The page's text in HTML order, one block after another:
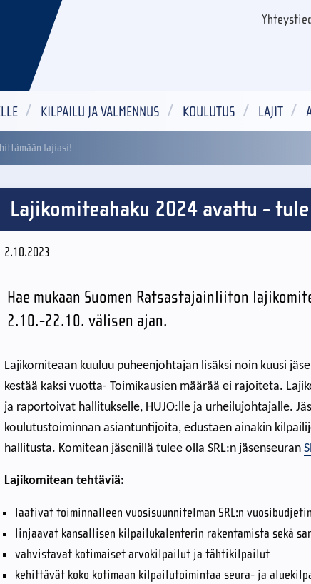
KILPAILU JA VALMENNUS KOULUTUS LAJIT
lajiasi!
Lajikomiteahaku 2024 avattu -
2.10.2023
Hae mukaan Suomen Ratsastajainliiton
2.10.-22.10. välisen ajan.
Lajikomiteaan kuuluu puheenjohtajan lisäksi noin kuusi
kestää kaksi vuotta- Toimikausien määrää ei rajoiteta.
ja raportoivat hallitukselle, HUJO:lle ja urheilujohtajalle.
koulutustoiminnan asiantuntijoita, edustaen ainakin
hallitusta. Komitean jäsenillä tulee olla SRL:n jäsenseuran
Lajikomitean tehtäviä:
laativat toiminnalleen vuosisuunnitelman SRL:n
linjaavat kansallisen kilpailukalenterin rakentamista sekä
vahvistavat kotimaiset arvokilpailut ja tähtikilpailut
kehittävät koko kotimaan kilpailutoimintaa seura- ja